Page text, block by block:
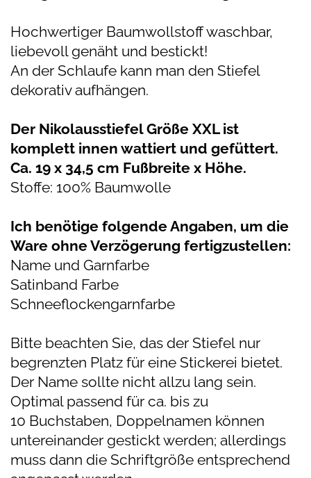
Hochwertiger Baumwollstoff waschbar,
liebevoll genäht und bestickt!
An der Schlaufe kann man den Stiefel
dekorativ aufhängen.
Der Nikolausstiefel Größe XXL ist
komplett innen wattiert und gefüttert.
Ca. 19 x 34,5 cm Fußbreite x Höhe.
Stoffe: 100% Baumwolle
Ich benötige folgende Angaben, um die
Ware ohne Verzögerung fertigzustellen:
Name und Garnfarbe
Satinband Farbe
Schneeflockengarnfarbe
Bitte beachten Sie, das der Stiefel nur
begrenzten Platz für eine Stickerei bietet.
Der Name sollte nicht allzu lang sein.
Optimal passend für ca. bis zu
10 Buchstaben, Doppelnamen können
untereinander gestickt werden; allerdings
muss dann die Schriftgröße entsprechend